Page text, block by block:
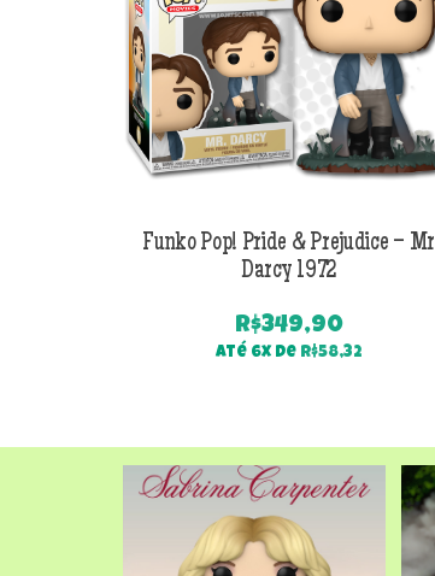
Funko Pop! Pride & Prejudice – Mr
Darcy 1972
R$349,90
Até 6x de R$58,32